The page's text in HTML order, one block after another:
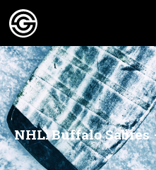
NHL: Buffalo